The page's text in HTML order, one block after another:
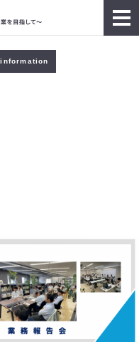
information